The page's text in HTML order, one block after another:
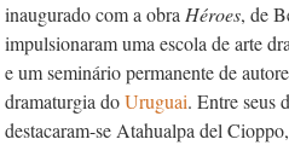
inaugurado com a obra Héroes, de
impulsionaram uma escola de arte
e um seminário permanente de
dramaturgia doUruguai. Entre seus
destacaram-se Atahualpa del